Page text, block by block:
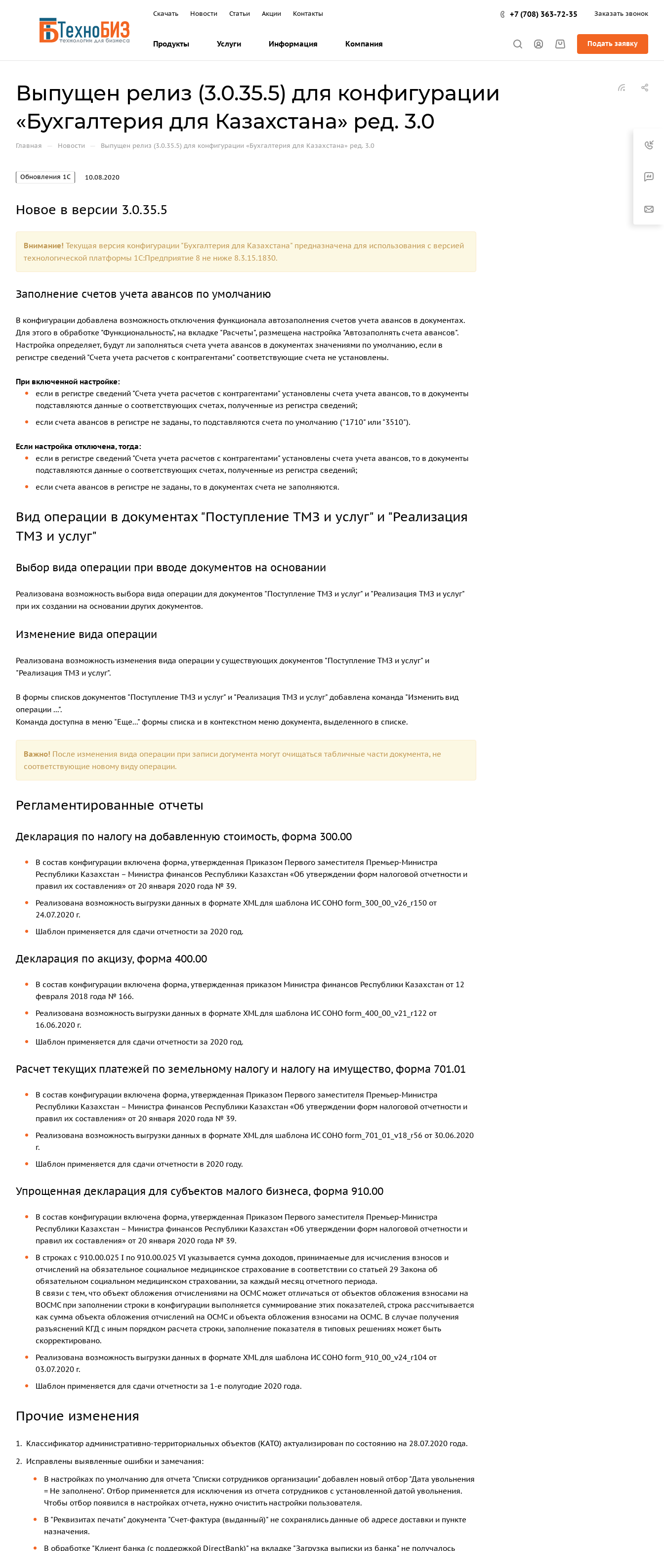
Скачать Новости Статьи Акции Контакты +7 (708) 363-72-35 Заказать звонок
Продукты Услуги Информация Компания Подать заявку
Выпущен релиз (3.0.35.5) для конфигурации
«Бухгалтерия для Казахстана» ред. 3.0
Главная — Новости — Выпущен релиз (3.0.35.5) для конфигурации «Бухгалтерия для Казахстана» ред. 3.0
Обновления 1С 10.08.2020
Новое в версии 3.0.35.5
Внимание! Текущая версия конфигурации "Бухгалтерия для Казахстана" предназначена для использования с версией
технологической платформы 1С:Предприятие 8 не ниже 8.3.15.1830.
Заполнение счетов учета авансов по умолчанию
В конфигурации добавлена возможность отключения функционала автозаполнения счетов учета авансов в документах.
Для этого в обработке "Функциональность", на вкладке "Расчеты", размещена настройка "Автозаполнять счета авансов".
Настройка определяет, будут ли заполняться счета учета авансов в документах значениями по умолчанию, если в
регистре сведений "Счета учета расчетов с контрагентами" соответствующие счета не установлены.
При включенной настройке:
если в регистре сведений "Счета учета расчетов с контрагентами" установлены счета учета авансов, то в документы
подставляются данные о соответствующих счетах, полученные из регистра сведений;
если счета авансов в регистре не заданы, то подставляются счета по умолчанию ("1710" или "3510").
Если настройка отключена, тогда:
если в регистре сведений "Счета учета расчетов с контрагентами" установлены счета учета авансов, то в документы
подставляются данные о соответствующих счетах, полученные из регистра сведений;
если счета авансов в регистре не заданы, то в документах счета не заполняются.
Вид операции в документах "Поступление ТМЗ и услуг" и "Реализация
ТМЗ и услуг"
Выбор вида операции при вводе документов на основании
Реализована возможность выбора вида операции для документов "Поступление ТМЗ и услуг" и "Реализация ТМЗ и услуг"
при их создании на основании других документов.
Изменение вида операции
Реализована возможность изменения вида операции у существующих документов "Поступление ТМЗ и услуг" и
"Реализация ТМЗ и услуг".
В формы списков документов "Поступление ТМЗ и услуг" и "Реализация ТМЗ и услуг" добавлена команда "Изменить вид
операции ...".
Команда доступна в меню "Еще..." формы списка и в контекстном меню документа, выделенного в списке.
Важно! После изменения вида операции при записи догумента могут очищаться табличные части документа, не
соответствующие новому виду операции.
Регламентированные отчеты
Декларация по налогу на добавленную стоимость, форма 300.00
В состав конфигурации включена форма, утвержденная Приказом Первого заместителя Премьер-Министра
Республики Казахстан – Министра финансов Республики Казахстан «Об утверждении форм налоговой отчетности и
правил их составления» от 20 января 2020 года № 39.
Реализована возможность выгрузки данных в формате XML для шаблона ИС СОНО form_300_00_v26_r150 от
24.07.2020 г.
Шаблон применяется для сдачи отчетности за 2020 год.
Декларация по акцизу, форма 400.00
В состав конфигурации включена форма, утвержденная приказом Министра финансов Республики Казахстан от 12
февраля 2018 года № 166.
Реализована возможность выгрузки данных в формате XML для шаблона ИС СОНО form_400_00_v21_r122 от
16.06.2020 г.
Шаблон применяется для сдачи отчетности за 2020 год.
Расчет текущих платежей по земельному налогу и налогу на имущество, форма 701.01
В состав конфигурации включена форма, утвержденная Приказом Первого заместителя Премьер-Министра
Республики Казахстан – Министра финансов Республики Казахстан «Об утверждении форм налоговой отчетности и
правил их составления» от 20 января 2020 года № 39.
Реализована возможность выгрузки данных в формате XML для шаблона ИС СОНО form_701_01_v18_r56 от 30.06.2020
г.
Шаблон применяется для сдачи отчетности в 2020 году.
Упрощенная декларация для субъектов малого бизнеса, форма 910.00
В состав конфигурации включена форма, утвержденная Приказом Первого заместителя Премьер-Министра
Республики Казахстан – Министра финансов Республики Казахстан «Об утверждении форм налоговой отчетности и
правил их составления» от 20 января 2020 года № 39.
В строках с 910.00.025 I по 910.00.025 VI указывается сумма доходов, принимаемые для исчисления взносов и
отчислений на обязательное социальное медицинское страхование в соответствии со статьей 29 Закона об
обязательном социальном медицинском страховании, за каждый месяц отчетного периода.
В связи с тем, что объект обложения отчислениями на ОСМС может отличаться от объектов обложения взносами на
ВОСМС при заполнении строки в конфигурации выполняется суммирование этих показателей, строка рассчитывается
как сумма объекта обложения отчислений на ОСМС и объекта обложения взносами на ОСМС. В случае получения
разъяснений КГД с иным порядком расчета строки, заполнение показателя в типовых решениях может быть
скорректировано.
Реализована возможность выгрузки данных в формате XML для шаблона ИС СОНО form_910_00_v24_r104 от
03.07.2020 г.
Шаблон применяется для сдачи отчетности за 1-е полугодие 2020 года.
Прочие изменения
Классификатор административно-территориальных объектов (КАТО) актуализирован по состоянию на 28.07.2020 года.
Исправлены выявленные ошибки и замечания:
В настройках по умолчанию для отчета "Списки сотрудников организации" добавлен новый отбор "Дата увольнения
= Не заполнено". Отбор применяется для исключения из отчета сотрудников с установленной датой увольнения.
Чтобы отбор появился в настройках отчета, нужно очистить настройки пользователя.
В "Реквизитах печати" документа "Счет-фактура (выданный)" не сохранялись данные об адресе доставки и пункте
назначения.
В обработке "Клиент банка (с поддержкой DirectBank)" на вкладке "Загрузка выписки из банка" не получалось